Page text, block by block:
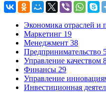
Экономика отраслей и
Маркетинг 19
Менеджмент 38
Предпринимательство
Управление качеством
Финансы 29
Управление
Инвестиционная